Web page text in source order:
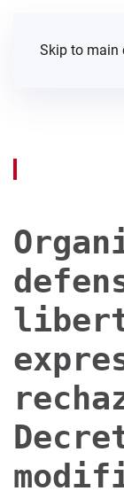
Skip to main